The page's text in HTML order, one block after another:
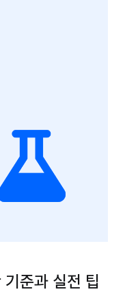
준과 실전 팁